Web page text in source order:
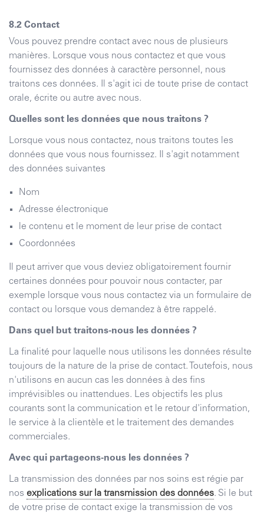
Contact
Vous pouvez prendre contact avec nous de plusieurs
manières. Lorsque vous nous contactez et que vous
fournissez des données à caractère personnel, nous
traitons ces données. Il s'agit ici de toute prise de contact
orale, écrite ou autre avec nous.
Quelles sont les données que nous traitons ?
Lorsque vous nous contactez, nous traitons toutes les
données que vous nous fournissez. Il s'agit notamment
des données suivantes
Nom
Adresse électronique
le contenu et le moment de leur prise de contact
Coordonnées
Il peut arriver que vous deviez obligatoirement fournir
certaines données pour pouvoir nous contacter, par
exemple lorsque vous nous contactez via un formulaire de
contact ou lorsque vous demandez à être rappelé.
Dans quel but traitons-nous les données ?
La finalité pour laquelle nous utilisons les données résulte
toujours de la nature de la prise de contact. Toutefois, nous
n'utilisons en aucun cas les données à des fins
imprévisibles ou inattendues. Les objectifs les plus
courants sont la communication et le retour d'information,
le service à la clientèle et le traitement des demandes
commerciales.
Avec qui partageons-nous les données ?
La transmission des données par nos soins est régie par
nos explications sur la transmission des données. Si le but
de votre prise de contact exige la transmission de vos